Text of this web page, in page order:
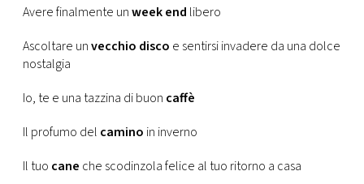
Avere finalmente unweek end libero
Ascoltare unvecchio disco e sentirsi invadere da una dolce
nostalgia
Io, te e una tazzina di buon caffè
Il profumo del camino in inverno
Il tuo cane che scodinzola felice al tuo ritorno a casa